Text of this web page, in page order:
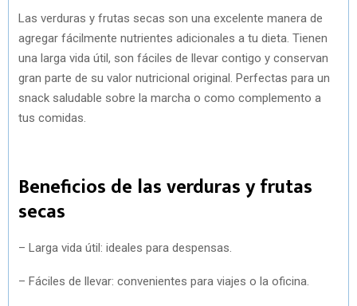
Las verduras y frutas secas son una excelente manera de
agregar fácilmente nutrientes adicionales a tu dieta. Tienen
una larga vida útil, son fáciles de llevar contigo y conservan
gran parte de su valor nutricional original. Perfectas para un
snack saludable sobre la marcha o como complemento a
tus comidas.
Beneficios de las verduras y frutas
secas
– Larga vida útil: ideales para despensas.
– Fáciles de llevar: convenientes para viajes o la oficina.